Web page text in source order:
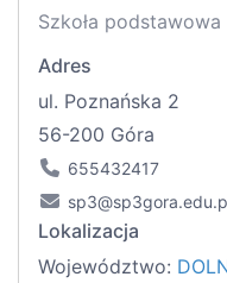
Szkoła
Adres
ul. Poznańska 2
56-200 Góra
655432417
Lokalizacja
Województwo: